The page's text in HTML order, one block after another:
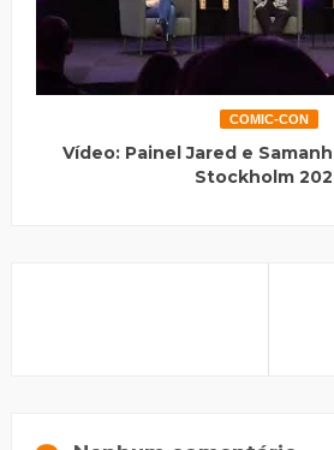
COMIC-CON
Vídeo: Painel Jared e
Stockholm